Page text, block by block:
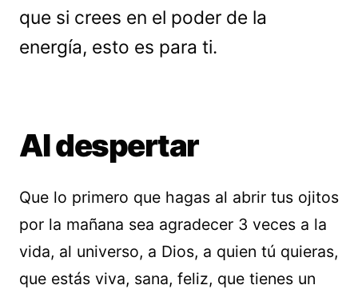
que si crees en el poder de la
energía, esto es para ti.
Al despertar
Que lo primero que hagas al abrir tus ojitos
por la mañana sea agradecer 3 veces a la
vida, al universo, a Dios, a quien tú quieras,
que estás viva, sana, feliz, que tienes un